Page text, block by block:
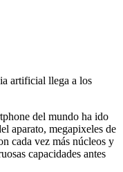
del mundo ha ido
aparato, megapixeles de
cada vez más núcleos y
capacidades antes